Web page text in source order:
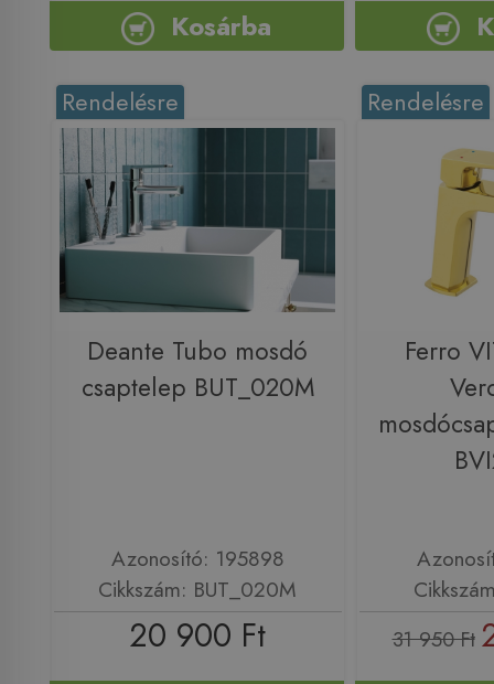
Kosárba
Rendelésre
Deante Tubo mosdó
csaptelep BUT_020M
Azonosító: 195898
Cikkszám: BUT_020M
20 900 Ft
Rendelésre
Ferro
31 950 Ft